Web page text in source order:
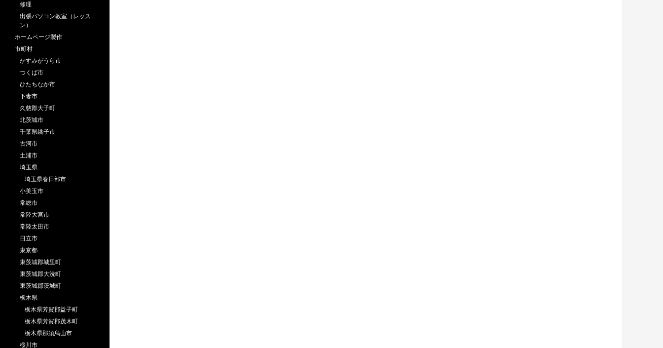
修理
出張パソコン教室（レッス
ン）
ホームページ製作
市町村
かすみがうら市
つくば市
ひたちなか市
下妻市
久慈郡大子町
北茨城市
千葉県銚子市
古河市
土浦市
埼玉県
埼玉県春日部市
小美玉市
常総市
常陸大宮市
常陸太田市
日立市
東京都
東茨城郡城里町
東茨城郡大洗町
東茨城郡茨城町
栃木県
栃木県芳賀郡益子町
栃木県芳賀郡茂木町
栃木県那須烏山市
桜川市